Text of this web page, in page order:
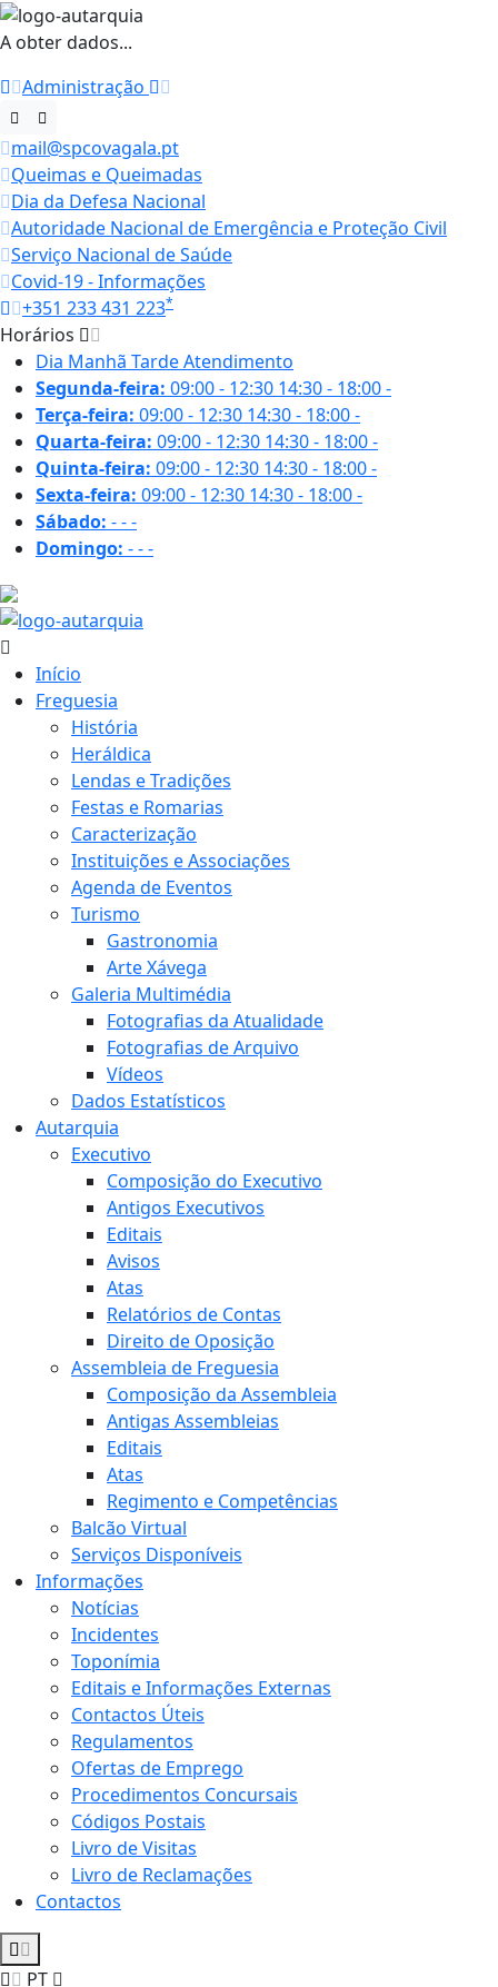
A obter dados...
Administração
mail@spcovagala.pt
Queimas e Queimadas
Dia da Defesa Nacional
Autoridade Nacional de Emergência e Proteção Civil
Serviço Nacional de Saúde
Covid-19 - Informações
+351 233 431 223*
Horários
Dia Manhã TardeAtendimento
Segunda-feira: 09:00 - 12:30 14:30 - 18:00-
Terça-feira: 09:00 - 12:30 14:30 - 18:00-
Quarta-feira: 09:00 - 12:30 14:30 - 18:00-
Quinta-feira: 09:00 - 12:30 14:30 - 18:00-
Sexta-feira: 09:00 - 12:30 14:30 - 18:00-
Sábado: ---
Domingo: ---
Início
Freguesia
História
Heráldica
Lendas e Tradições
Festas e Romarias
Caracterização
Instituições e Associações
Agenda de Eventos
Turismo
Gastronomia
Arte Xávega
Galeria Multimédia
Fotografias da Atualidade
Fotografias de Arquivo
Vídeos
Dados Estatísticos
Autarquia
Executivo
Composição do Executivo
Antigos Executivos
Editais
Avisos
Atas
Relatórios de Contas
Direito de Oposição
Assembleia de Freguesia
Composição da Assembleia
Antigas Assembleias
Editais
Atas
Regimento e Competências
Balcão Virtual
Serviços Disponíveis
Informações
Notícias
Incidentes
Toponímia
Editais e Informações Externas
Contactos Úteis
Regulamentos
Ofertas de Emprego
Procedimentos Concursais
Códigos Postais
Livro de Visitas
Livro de Reclamações
Contactos
PT